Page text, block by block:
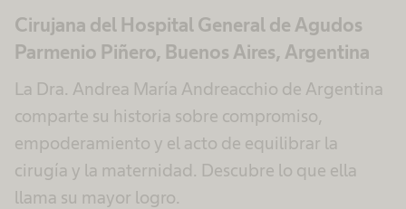
Cirujana del Hospital General de Agudos
Parmenio Piñero, Buenos Aires, Argentina
La Dra. Andrea María Andreacchio de Argentina
comparte su historia sobre compromiso,
empoderamiento y el acto de equilibrar la
cirugía y la maternidad. Descubre lo que ella
llama su mayor logro.